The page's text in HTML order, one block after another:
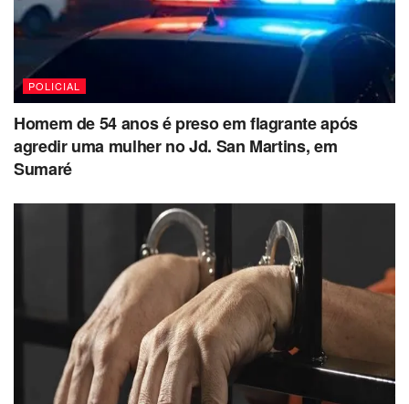
POLICIAL
Homem de 54 anos é preso em flagrante após
agredir uma mulher no Jd. San Martins, em
Sumaré